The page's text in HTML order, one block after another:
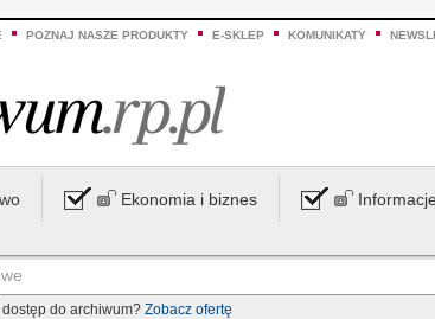
POZNAJ NASZE PRODUKTY E-SKLEP KOMUNIKATY
Ekonomia i biznes
do archiwum? Zobacz ofertę